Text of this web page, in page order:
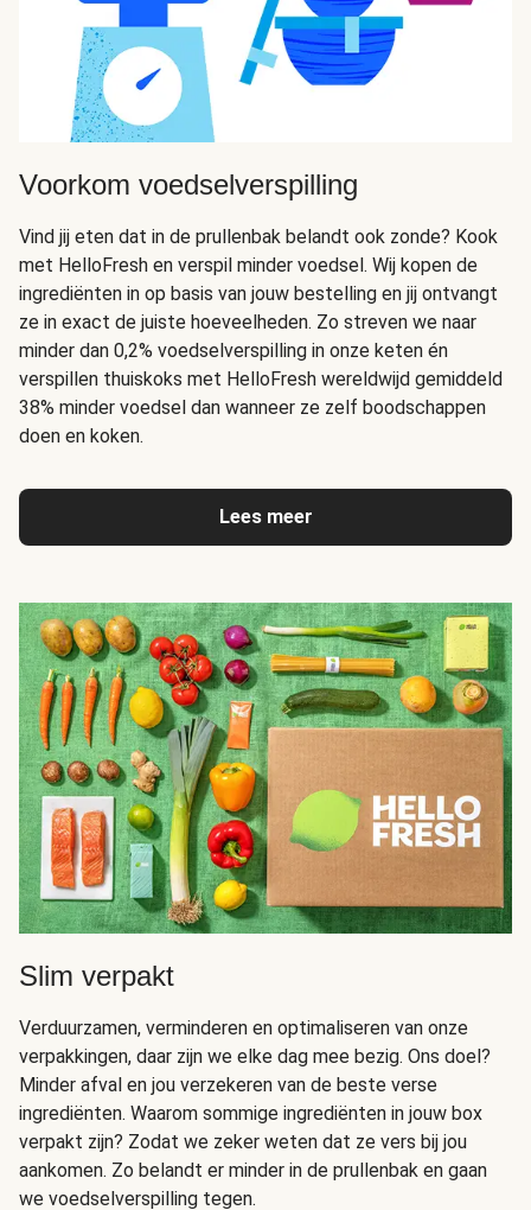
Voorkom voedselverspilling
Vind jij eten dat in de prullenbak belandt ook zonde? Kook
met HelloFresh en verspil minder voedsel. Wij kopen de
ingrediënten in op basis van jouw bestelling en jij ontvangt
ze in exact de juiste hoeveelheden. Zo streven we naar
minder dan 0,2% voedselverspilling in onze keten én
verspillen thuiskoks met HelloFresh wereldwijd gemiddeld
38% minder voedsel dan wanneer ze zelf boodschappen
doen en koken.
Lees meer
Slim verpakt
Verduurzamen, verminderen en optimaliseren van onze
verpakkingen, daar zijn we elke dag mee bezig. Ons doel?
Minder afval en jou verzekeren van de beste verse
ingrediënten. Waarom sommige ingrediënten in jouw box
verpakt zijn? Zodat we zeker weten dat ze vers bij jou
aankomen. Zo belandt er minder in de prullenbak en gaan
we voedselverspilling tegen.